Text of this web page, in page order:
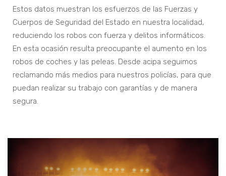
Estos datos muestran los esfuerzos de las Fuerzas y
Cuerpos de Seguridad del Estado en nuestra localidad,
reduciendo los robos con fuerza y delitos informáticos.
En esta ocasión resulta preocupante el aumento en los
robos de coches y las peleas. Desde acipa seguimos
reclamando más medios para nuestros policías, para que
puedan realizar su trabajo con garantías y de manera
segura.